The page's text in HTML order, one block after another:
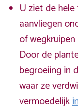
U ziet de
aanvliegen
of
Door de
begroeiing in
waar ze
vermoedelijk